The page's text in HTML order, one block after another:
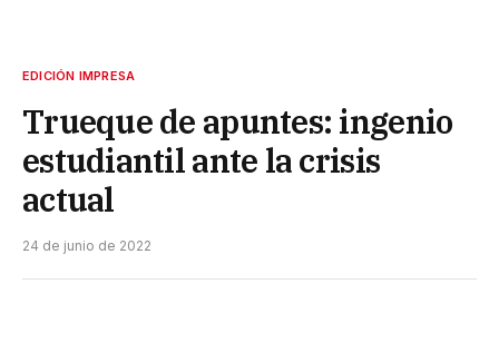
EDICIÓN IMPRESA
Trueque de apuntes: ingenio
estudiantil ante la crisis
actual
24 de junio de 2022